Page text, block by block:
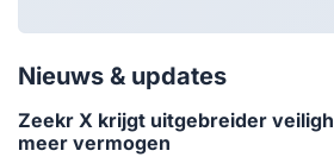
Nieuws & updates
Zeekr X krijgt uitgebreider
meer vermogen